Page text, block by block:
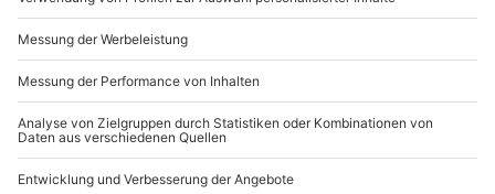
in einer der gemütlichen Hängematten ausklingen
lassen. Genieße absolute Ruhe und exklusiven Luxus
imVIP-Bereichund stärke dich bei einem
abschließenden Restaurantbesuch für die Heimfahrt.
Ein Tagestrip reicht Dir nicht, um alles zu entdecken?
Dann plane Deinen nächstenKurzurlaub in der Therme
Erdingund übernachte im thermeneigenenHotel
Victory. Verbinde Luxus, Wellness, Unterhaltung und